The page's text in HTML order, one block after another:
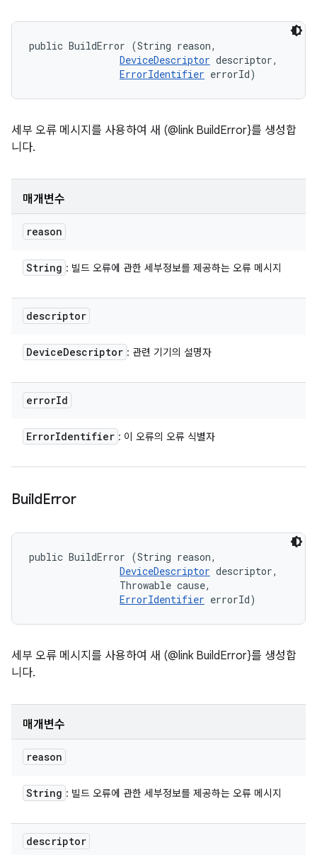
public BuildError (String reason,
DeviceDescriptor descriptor,
ErrorIdentifier errorId)
세부 오류 메시지를 사용하여 새 (@link BuildError}를 생성합
니다.
매개변수
reason
String : 빌드 오류에 관한 세부정보를 제공하는 오류 메시지
descriptor
DeviceDescriptor : 관련 기기의 설명자
errorId
ErrorIdentifier : 이 오류의 오류 식별자
BuildError
public BuildError (String reason,
DeviceDescriptor descriptor,
                Throwable cause,
ErrorIdentifier errorId)
세부 오류 메시지를 사용하여 새 (@link BuildError}를 생성합
니다.
매개변수
reason
String : 빌드 오류에 관한 세부정보를 제공하는 오류 메시지
descriptor